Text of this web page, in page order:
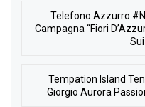
Telefono Azzurro
Campagna “Fiori
Tempation Island
Giorgio Aurora